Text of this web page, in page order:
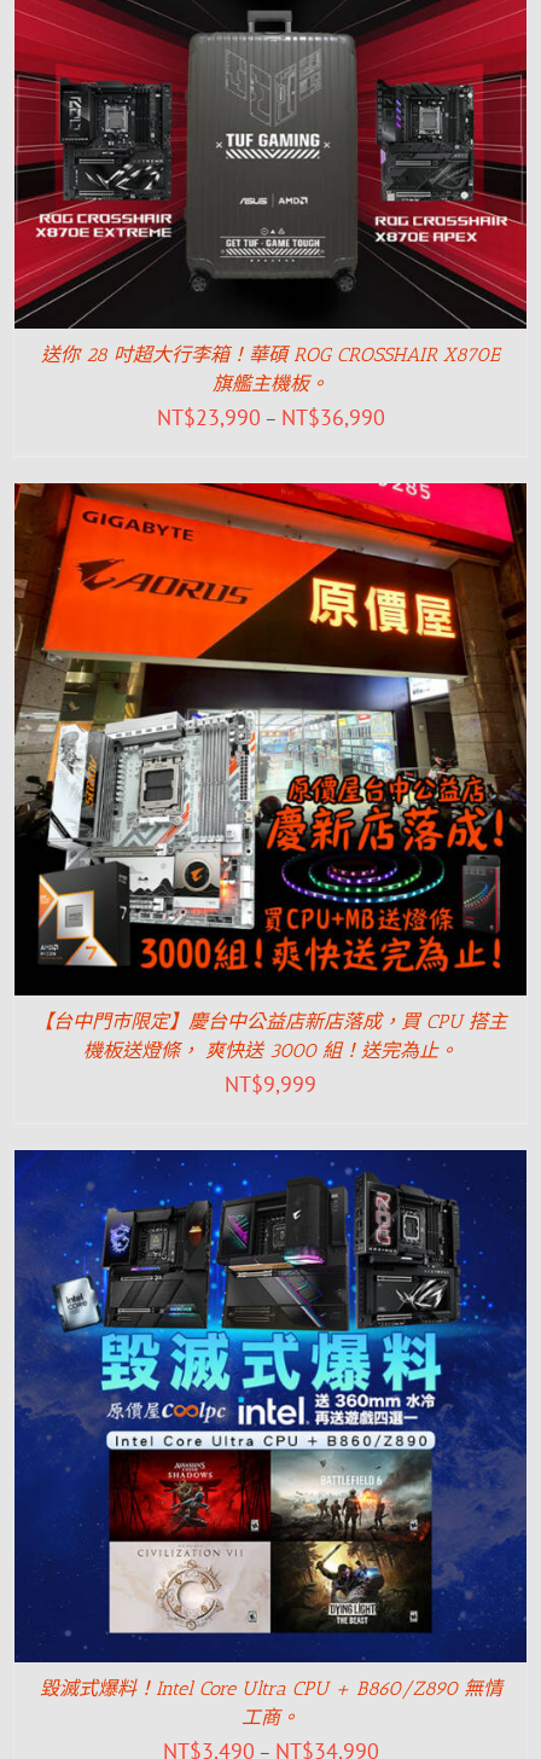
送你 28 吋超大行李箱！華碩 ROG CROSSHAIR X870E
旗艦主機板。
NT$23,990 – NT$36,990
【台中門市限定】慶台中公益店新店落成，買 CPU 搭主
機板送燈條， 爽快送 3000 組！送完為止。
NT$9,999
毀滅式爆料！Intel Core Ultra CPU + B860/Z890 無情
工商。
NT$3,490 – NT$34,990